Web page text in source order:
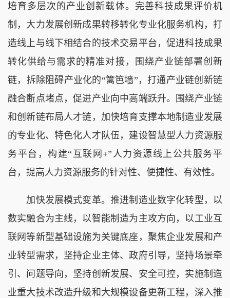
培育多层次的产业创新载体。完善科技成果评价机
制，大力发展创新成果转移转化专业化服务机构，打
造线上与线下相结合的技术交易平台，促进科技成果
转化供给与需求的精准对接，围绕产业链部署创新
链，拆除阻碍产业化的“篱笆墙”，打通产业链创新链
融合断点堵点，促进产业向中高端跃升。围绕产业链
和创新链布局人才链，加快培育支撑本地制造业发展
的专业化、特色化人才队伍，建设智慧型人力资源服
务平台，构建“互联网+”人力资源线上公共服务平
台，提高人力资源服务的针对性、便捷性、有效性。
加快发展模式变革。推进制造业数字化转型，以
数实融合为主线，以智能制造为主攻方向，以工业互
联网等新型基础设施为关键底座，聚焦企业发展和产
业转型需求，坚持企业主体、政府引导，坚持场景牵
引、问题导向，坚持创新发展、安全可控，实施制造
业重大技术改造升级和大规模设备更新工程，深入推